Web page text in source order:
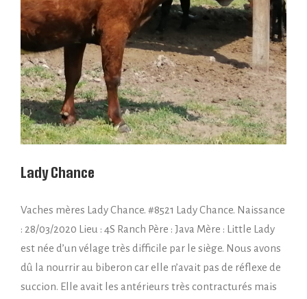
Lady Chance
Vaches mères Lady Chance. #8521 Lady Chance. Naissance
: 28/03/2020 Lieu : 4S Ranch Père : Java Mère : Little Lady
est née d’un vélage très difficile par le siège. Nous avons
dû la nourrir au biberon car elle n’avait pas de réflexe de
succion. Elle avait les antérieurs très contracturés mais